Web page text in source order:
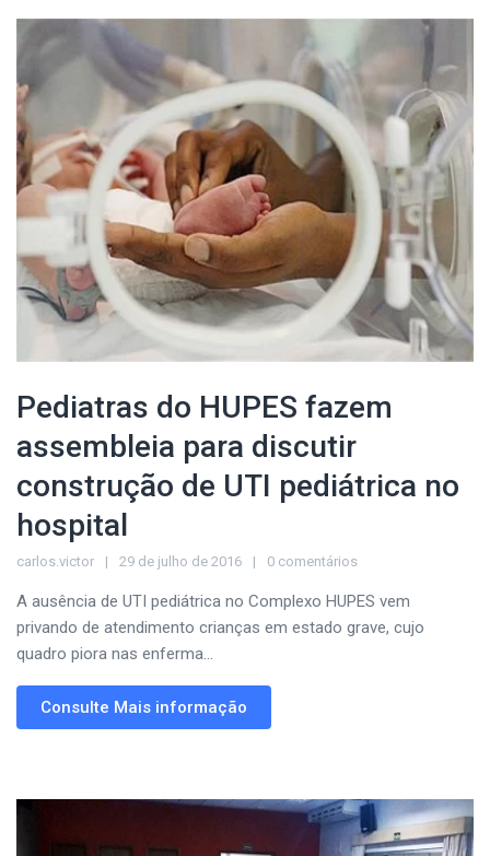
Pediatras do HUPES fazem
assembleia para discutir
construção de UTI pediátrica no
hospital
carlos.victor 29 de julho de 2016 0 comentários
A ausência de UTI pediátrica no Complexo HUPES vem
privando de atendimento crianças em estado grave, cujo
quadro piora nas enferma...
Consulte Mais informação